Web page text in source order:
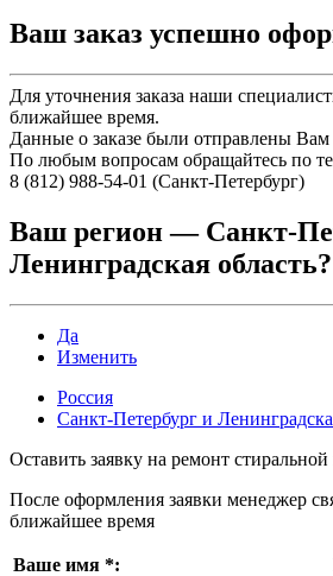
Ваш заказ успешно
Для уточнения заказа наши
ближайшее время.
Данные о заказе были отправлены Вам
По любым вопросам обращайтесь по
8 (812) 988-54-01 (Санкт-Петербург)
Ваш регион — Санкт-
Ленинградская область?
Да
Изменить
Россия
Санкт-Петербург и
Оставить заявку на ремонт
После оформления заявки менеджер
ближайшее время
Ваше имя *: